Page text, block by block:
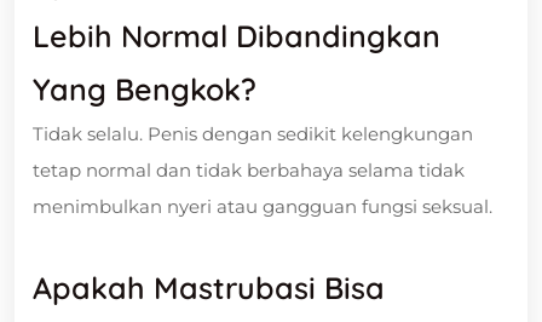
Lebih Normal Dibandingkan
Yang Bengkok?
Tidak selalu. Penis dengan sedikit kelengkungan
tetap normal dan tidak berbahaya selama tidak
menimbulkan nyeri atau gangguan fungsi seksual.
Apakah Mastrubasi Bisa